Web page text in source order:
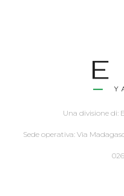
Una divisione di:
Sede operativa: Via